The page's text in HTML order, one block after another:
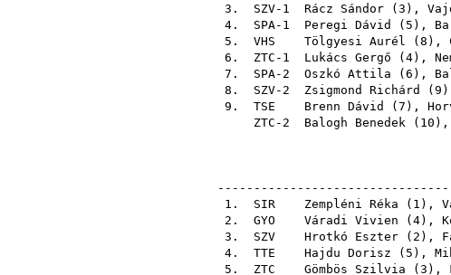
3. SZV-1 Rácz Sándor ( 3 ),
4. SPA-1 Peregi Dávid ( 5 ),
5. VHS Tölgyesi Aurél ( 8 ),
6. ZTC-1 Lukács Gergő ( 4),
7. SPA-2 Oszkó Attila ( 6 ),
8. SZV-2 Zsigmond Richárd ( 9
9. TSE Brenn Dávid ( 7 ),
ZTC-2 Balogh Benedek ( 10 ),
1. SIR Zempléni Réka ( 1 ),
2. GYO Váradi Vivien ( 4),
3. SZV Hrotkó Eszter ( 2 ),
4. TTE Hajdu Dorisz ( 5 ),
5. ZTC Gömbös Szilvia ( 3 ),